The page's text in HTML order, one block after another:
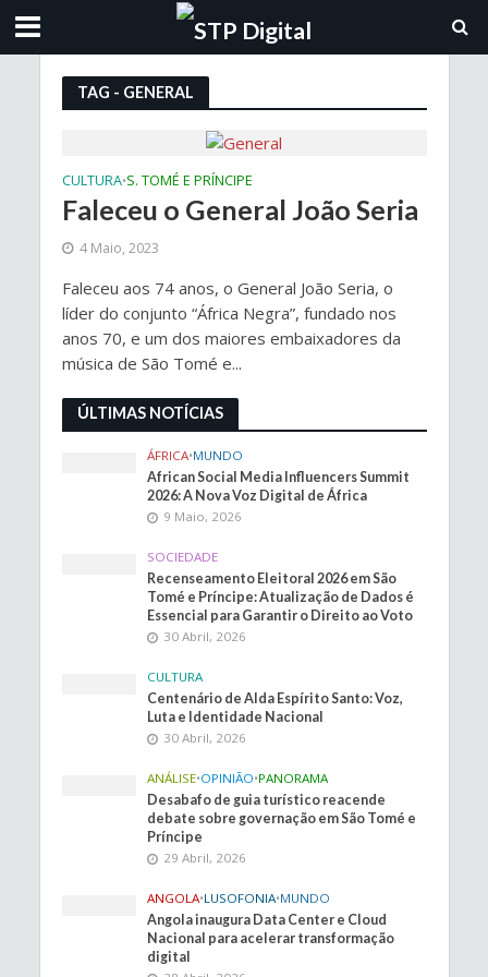
TAG - GENERAL
CULTURA•S. TOMÉ E PRÍNCIPE
Faleceu o General João Seria
4 Maio, 2023
Faleceu aos 74 anos, o General João Seria, o
líder do conjunto “África Negra”, fundado nos
anos 70, e um dos maiores embaixadores da
música de São Tomé e...
ÚLTIMAS NOTÍCIAS
ÁFRICA•MUNDO
African Social Media Influencers Summit
2026: A Nova Voz Digital de África
9 Maio, 2026
SOCIEDADE
Recenseamento Eleitoral 2026 em São
Tomé e Príncipe: Atualização de Dados é
Essencial para Garantir o Direito ao Voto
30 Abril, 2026
CULTURA
Centenário de Alda Espírito Santo: Voz,
Luta e Identidade Nacional
30 Abril, 2026
ANÁLISE•OPINIÃO•PANORAMA
Desabafo de guia turístico reacende
debate sobre governação em São Tomé e
Príncipe
29 Abril, 2026
ANGOLA•LUSOFONIA•MUNDO
Angola inaugura Data Center e Cloud
Nacional para acelerar transformação
digital